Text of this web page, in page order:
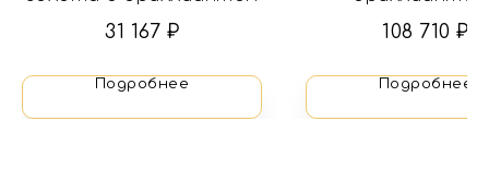
31 167 ₽
Подробнее
108 710 ₽
Подробнее